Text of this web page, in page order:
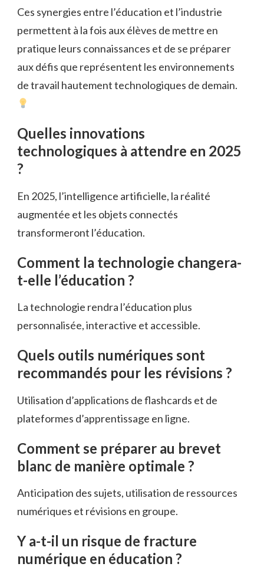
Ces synergies entre l’éducation et l’industrie
permettent à la fois aux élèves de mettre en
pratique leurs connaissances et de se préparer
aux défis que représentent les environnements
de travail hautement technologiques de demain.
Quelles innovations
technologiques à attendre en 2025
?
En 2025, l’intelligence artificielle, la réalité
augmentée et les objets connectés
transformeront l’éducation.
Comment la technologie changera-
t-elle l’éducation ?
La technologie rendra l’éducation plus
personnalisée, interactive et accessible.
Quels outils numériques sont
recommandés pour les révisions ?
Utilisation d’applications de flashcards et de
plateformes d’apprentissage en ligne.
Comment se préparer au brevet
blanc de manière optimale ?
Anticipation des sujets, utilisation de ressources
numériques et révisions en groupe.
Y a-t-il un risque de fracture
numérique en éducation ?